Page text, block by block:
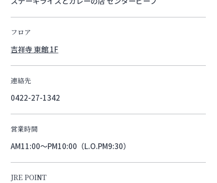
フロア
吉祥寺 東館 1F
連絡先
0422-27-1342
営業時間
AM11:00～PM10:00（L.O.PM9:30）
JRE POINT